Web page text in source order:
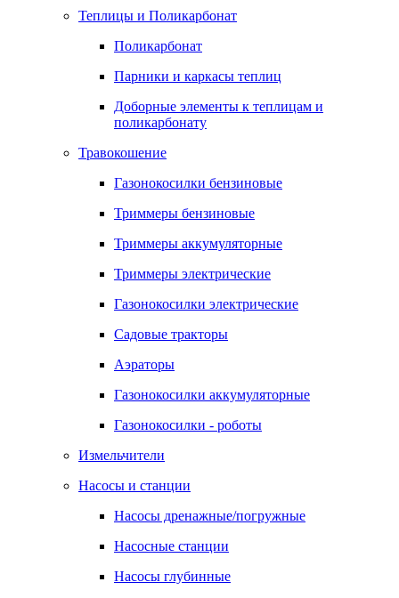
Теплицы и Поликарбонат
Поликарбонат
Парники и каркасы теплиц
Доборные элементы к теплицам и
поликарбонату
Травокошение
Газонокосилки бензиновые
Триммеры бензиновые
Триммеры аккумуляторные
Триммеры электрические
Газонокосилки электрические
Садовые тракторы
Аэраторы
Газонокосилки аккумуляторные
Газонокосилки - роботы
Измельчители
Насосы и станции
Насосы дренажные/погружные
Насосные станции
Насосы глубинные